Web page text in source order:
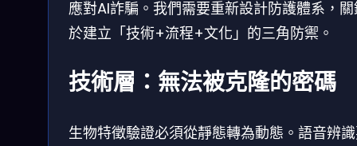
應對AI詐騙。我們需要重新設計防護體系，
於建立「技術+流程+文化」的三角防禦。
技術層：無法被克隆的密碼
生物特徵驗證必須從靜態轉為動態。語音辨